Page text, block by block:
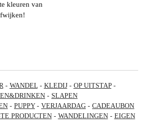
kleuren van
- WANDEL- KLEDIJ- OP UITSTAP-
- SLAPEN
- PUPPY- VERJAARDAG - CADEAUBON
PRODUCTEN- WANDELINGEN- EIGEN